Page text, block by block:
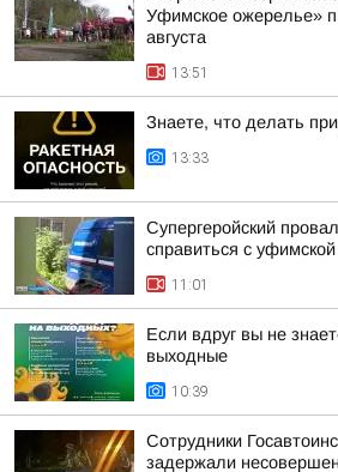
Уфимское ожерелье»
августа
13:51
Знаете, что делать
13:33
Супергеройский
справиться с
11:01
Если вдруг вы не
выходные
10:39
Сотрудники
задержали